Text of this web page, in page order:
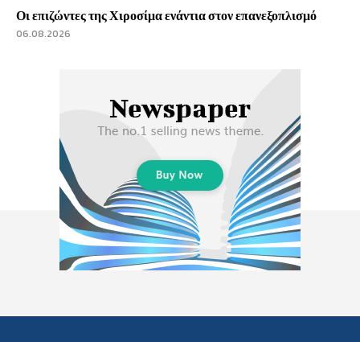
Οι επιζώντες της Χιροσίμα ενάντια στον επανεξοπλισμό
06.08.2026